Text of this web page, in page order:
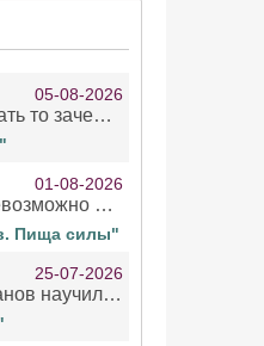
05-08-2026
Ужасно читает. Ну зевать то зачем. Уже не говорю, что ударения ставит, как хочет.
01-08-2026
Ужас, а не озвучка! Невозможно вникать в смысл текста из за кривляний чтеца
Пища силы"
25-07-2026
Если бы Сергей Кирсанов научился не сглатывать каждые 1-2 минуты слюну, так что слышно в микрофоне и, что вызывает отвращение, то мелжно было бы слушать.